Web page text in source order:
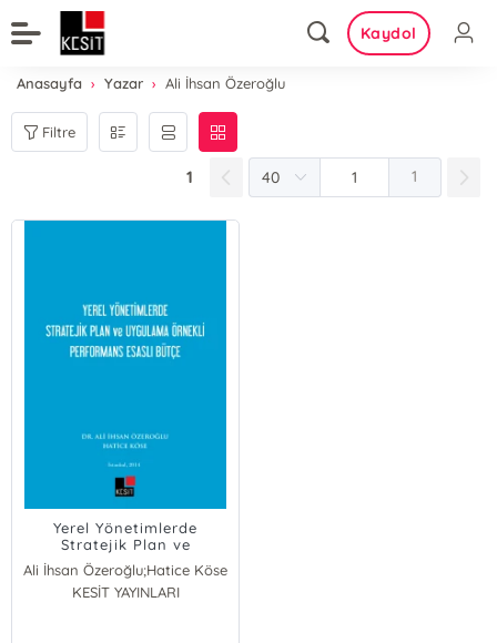
Kaydol
Anasayfa Yazar Ali İhsan Özeroğlu
Filtre
1 1
Yerel Yönetimlerde
Stratejik Plan ve
Uygulama Örnekli
Performans Esaslı Bütçe
Ali İhsan Özeroğlu;Hatice Köse
Ali İhsan Özeroğlu
KESİT YAYINLARI